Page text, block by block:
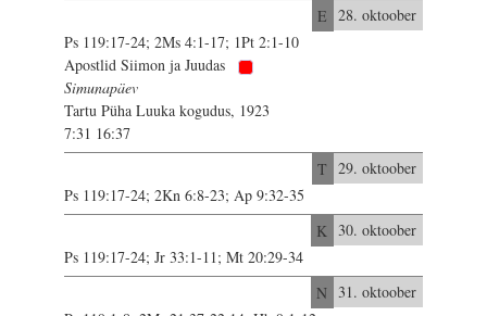
E 28. oktoober
Ps 119:17-24; 2Ms 4:1-17; 1Pt 2:1-10
Apostlid Siimon ja Juudas
Simunapäev
Tartu Püha Luuka kogudus, 1923
7:31 16:37
T 29. oktoober
Ps 119:17-24; 2Kn 6:8-23; Ap 9:32-35
K 30. oktoober
Ps 119:17-24; Jr 33:1-11; Mt 20:29-34
N 31. oktoober